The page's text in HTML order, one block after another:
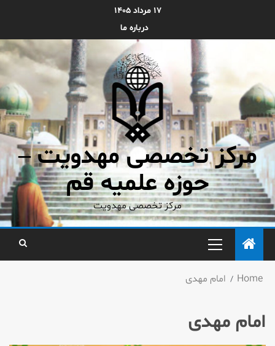
۱۷ مرداد ۱۴۰۵
درباره ما
مرکز تخصصی مهدویت –
حوزه علمیه قم
مرکز تخصصی مهدویت
Home امام مهدی
امام مهدی